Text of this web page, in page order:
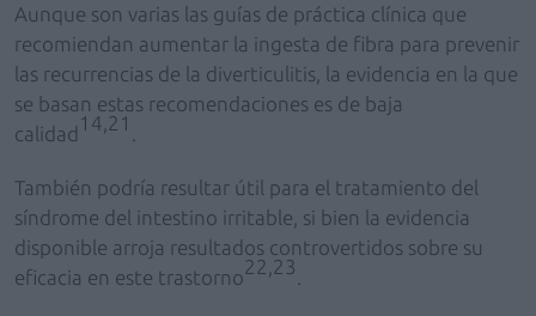
Aunque son varias las guías de práctica clínica que
recomiendan aumentar la ingesta de fibra para prevenir
las recurrencias de la diverticulitis, la evidencia en la que
se basan estas recomendaciones es de baja
calidad 14,21
También podría resultar útil para el tratamiento del
síndrome del intestino irritable, si bien la evidencia
disponible arroja resultados controvertidos sobre su
eficacia en este trastorno22,23